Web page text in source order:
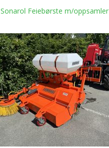
Sonarol Feiebørste m/oppsamler